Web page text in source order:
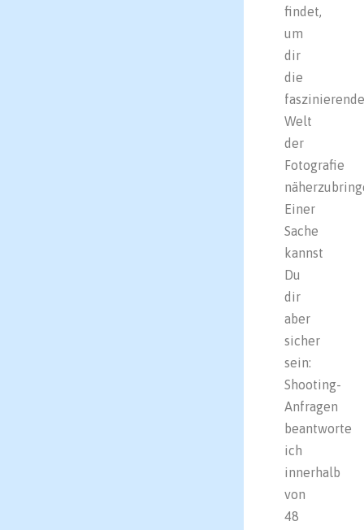
findet,
um
dir
die
faszinierende
Welt
der
Fotografie
Einer
Sache
kannst
Du
dir
aber
sicher
sein:
Shooting-
Anfragen
beantworte
ich
innerhalb
von
48